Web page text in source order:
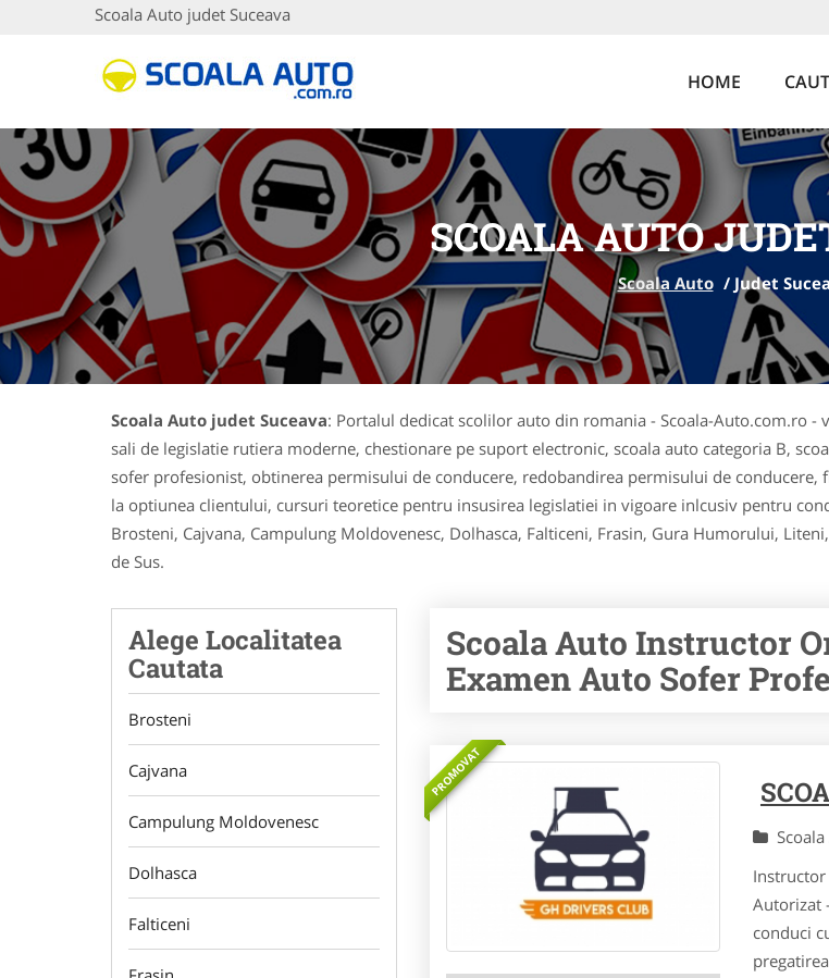
Scoala Auto judet Suceava
HOME
SCOALA AUTO
Scoala Auto / Judet
Scoala Auto judet Suceava: Portalul dedicat scolilor auto din romania - Scoala-Auto.com.ro
sali de legislatie rutiera moderne, chestionare pe suport electronic, scoala auto categoria B,
sofer profesionist, obtinerea permisului de conducere, redobandirea permisului de
la optiunea clientului, cursuri teoretice pentru insusirea legislatiei in vigoare inlcusiv pentru
Brosteni, Cajvana, Campulung Moldovenesc, Dolhasca, Falticeni, Frasin, Gura Humorului,
de Sus.
Alege Localitatea
Cautata
Brosteni
Cajvana
Campulung Moldovenesc
Dolhasca
Falticeni
Scoala Auto Instructor
Examen Auto Sofer
PROMOVAT
Autorizat
conduci